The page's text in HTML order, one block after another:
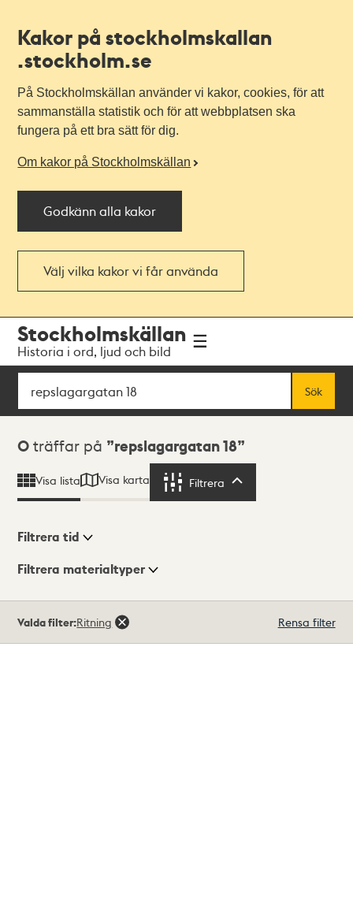
Kakor på stockholmskallan
.stockholm.se
På Stockholmskällan använder vi kakor, cookies, för att
sammanställa statistik och för att webbplatsen ska
fungera på ett bra sätt för dig.
Om kakor på Stockholmskällan
Godkänn alla kakor
Välj vilka kakor vi får använda
navigationen
huvudinnehållet
Stockholmskällan
Historia i ord, ljud och bild
Sök
Sök
Sökresultat
0 träffar på repslagargatan 18
Visa lista Visa karta Filtrera
Visningsläge
Filtrera tid
Filtrera materialtyper
träffar
Valda filter:Ritning Rensa filter